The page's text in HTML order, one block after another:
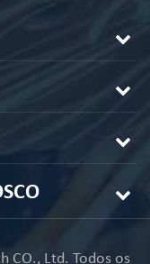
CO., Ltd. Todos os